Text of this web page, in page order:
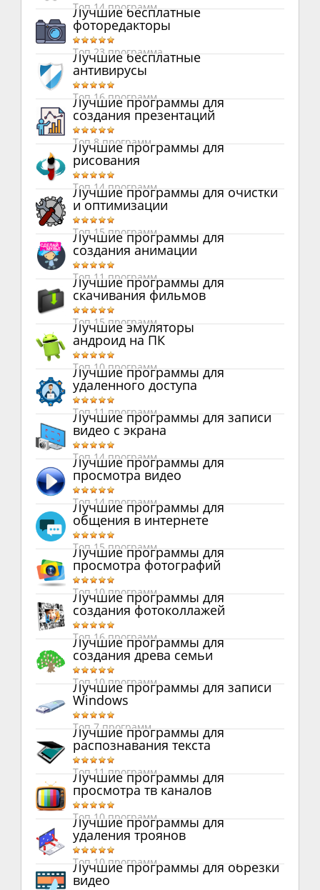
Топ 14 программ
Лучшие бесплатные
фоторедакторы
Топ 23 программа
Лучшие бесплатные
антивирусы
Топ 16 программ
Лучшие программы для
создания презентаций
Топ 8 программ
Лучшие программы для
рисования
Топ 14 программ
Лучшие программы для очистки
и оптимизации
Топ 15 программ
Лучшие программы для
создания анимации
Топ 11 программ
Лучшие программы для
скачивания фильмов
Топ 15 программ
Лучшие эмуляторы
андроид на ПК
Топ 10 программ
Лучшие программы для
удаленного доступа
Топ 11 программ
Лучшие программы для записи
видео с экрана
Топ 14 программ
Лучшие программы для
просмотра видео
Топ 14 программ
Лучшие программы для
общения в интернете
Топ 15 программ
Лучшие программы для
просмотра фотографий
Топ 10 программ
Лучшие программы для
создания фотоколлажей
Топ 16 программ
Лучшие программы для
создания древа семьи
Топ 10 программ
Лучшие программы для записи
Windows
Топ 7 программ
Лучшие программы для
распознавания текста
Топ 11 программ
Лучшие программы для
просмотра тв каналов
Топ 10 программ
Лучшие программы для
удаления троянов
Топ 10 программ
Лучшие программы для обрезки
видео